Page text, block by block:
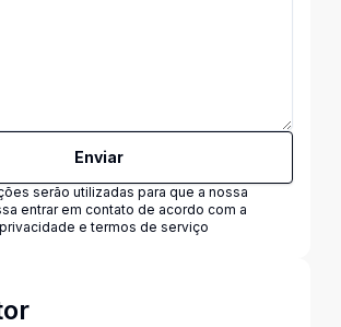
Enviar
serão utilizadas para que a nossa
entrar em contato de acordo com a
e termos de serviço